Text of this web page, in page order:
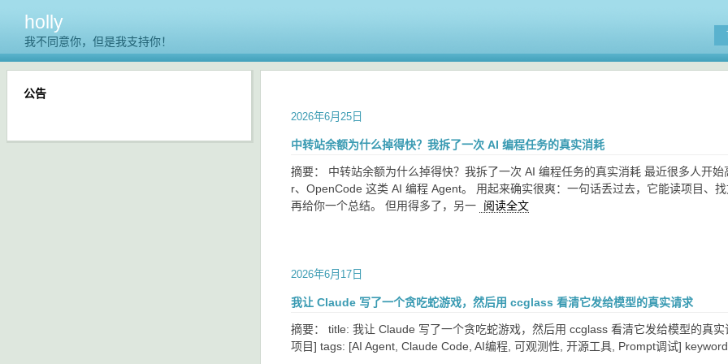
holly
我不同意你，但是我支持你！
2026年6月25日
中转站余额为什么掉得快？我拆了一次 AI 编程任务的真实消耗
摘要： 中转站余额为什么掉得快？我拆了一次 AI 编程任务的真实消耗 最近很多人开
r、OpenCode 这类 AI 编程 Agent。 用起来确实很爽：一句话丢过去，它能读项目、
再给你一个总结。 但用得多了，另一
阅读全文
2026年6月17日
我让 Claude 写了一个贪吃蛇游戏，然后用 ccglass 看清它发给模型的真实请求
摘要： title: 我让 Claude 写了一个贪吃蛇游戏，然后用 ccglass 看清它发给模型的真
项目] tags: [AI Agent, Claude Code, AI编程, 可观测性, 开源工具, Prompt调试]
公告